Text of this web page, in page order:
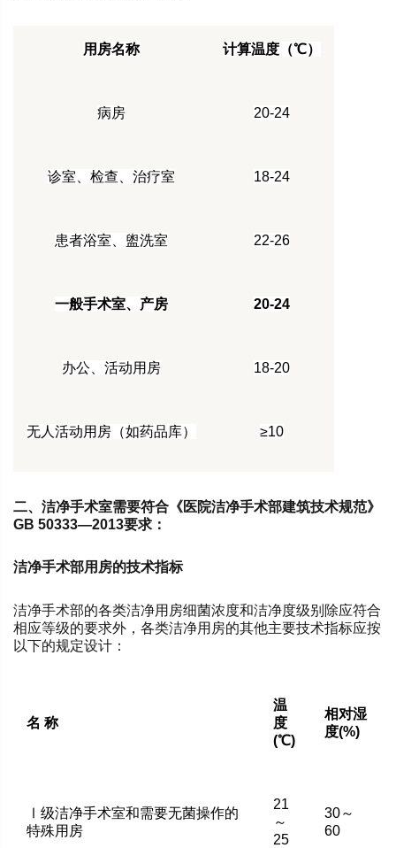
用房名称 计算温度（℃）
病房 20-24
诊室、检查、治疗室 18-24
患者浴室、盥洗室 22-26
一般手术室、产房 20-24
办公、活动用房 18-20
无人活动用房（如药品库） ≥10
二、洁净手术室需要符合《医院洁净手术部建筑技术规范》
GB 50333—2013要求：
洁净手术部用房的技术指标
洁净手术部的各类洁净用房细菌浓度和洁净度级别除应符合
相应等级的要求外，各类洁净用房的其他主要技术指标应按
以下的规定设计：
名 称
温
度
(℃)
相对湿
度(%)
Ⅰ级洁净手术室和需要无菌操作的
特殊用房
21
～
25
30～
60